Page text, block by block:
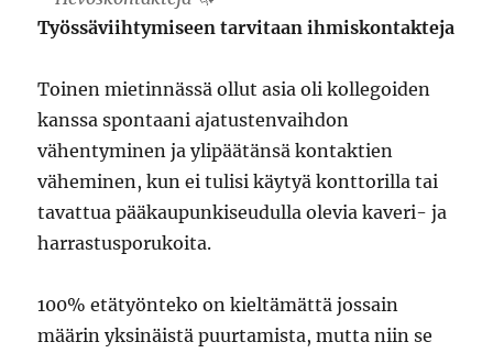
Työssäviihtymiseen tarvitaan ihmiskontakteja
Toinen mietinnässä ollut asia oli kollegoiden
kanssa spontaani ajatustenvaihdon
vähentyminen ja ylipäätänsä kontaktien
väheminen, kun ei tulisi käytyä konttorilla tai
tavattua pääkaupunkiseudulla olevia kaveri- ja
harrastusporukoita.
100% etätyönteko on kieltämättä jossain
määrin yksinäistä puurtamista, mutta niin se